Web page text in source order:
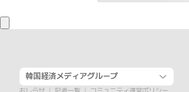
韓国経済メディアグループ